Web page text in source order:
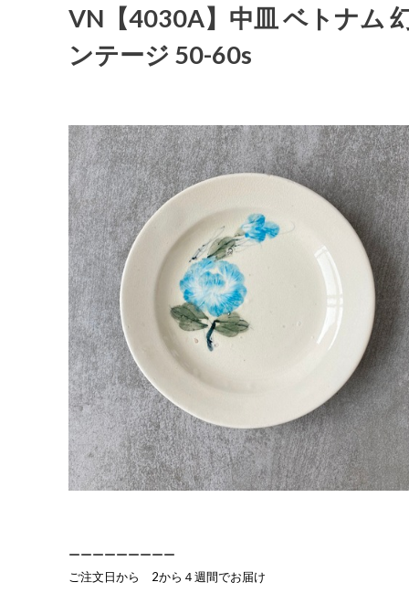
VN【4030A】中皿 ベトナム
ンテージ 50-60s
ーーーーーーーーー
ご注文日から 2から４週間でお届け